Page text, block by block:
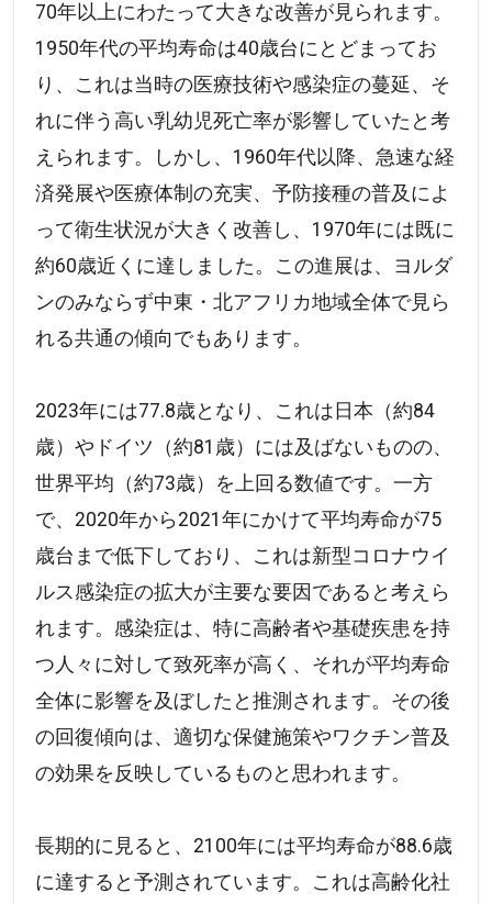
70年以上にわたって大きな改善が見られます。
1950年代の平均寿命は40歳台にとどまってお
り、これは当時の医療技術や感染症の蔓延、そ
れに伴う高い乳幼児死亡率が影響していたと考
えられます。しかし、1960年代以降、急速な経
済発展や医療体制の充実、予防接種の普及によ
って衛生状況が大きく改善し、1970年には既に
約60歳近くに達しました。この進展は、ヨルダ
ンのみならず中東・北アフリカ地域全体で見ら
れる共通の傾向でもあります。
2023年には77.8歳となり、これは日本（約84
歳）やドイツ（約81歳）には及ばないものの、
世界平均（約73歳）を上回る数値です。一方
で、2020年から2021年にかけて平均寿命が75
歳台まで低下しており、これは新型コロナウイ
ルス感染症の拡大が主要な要因であると考えら
れます。感染症は、特に高齢者や基礎疾患を持
つ人々に対して致死率が高く、それが平均寿命
全体に影響を及ぼしたと推測されます。その後
の回復傾向は、適切な保健施策やワクチン普及
の効果を反映しているものと思われます。
長期的に見ると、2100年には平均寿命が88.6歳
に達すると予測されています。これは高齢化社